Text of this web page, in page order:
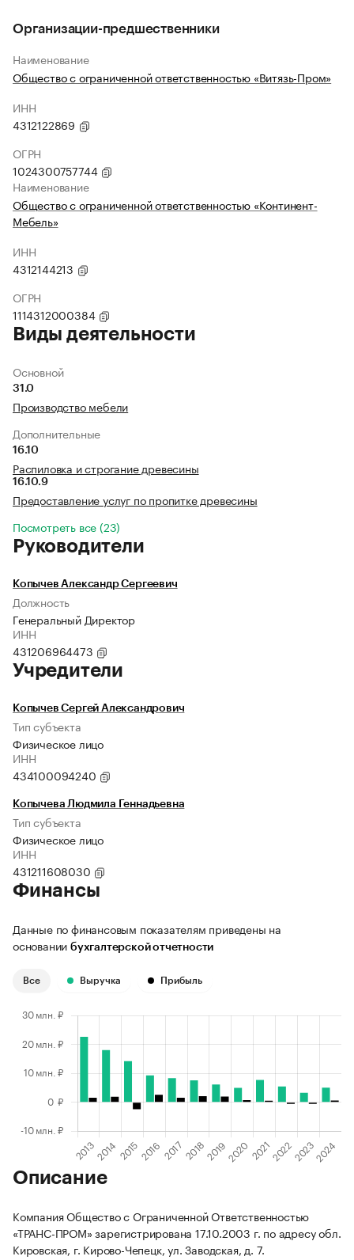
Организации-предшественники
Наименование
Общество с ограниченной ответственностью «Витязь-Пром»
ИНН
4312122869
ОГРН
1024300757744
Наименование
Общество с ограниченной ответственностью «Континент-
Мебель»
ИНН
4312144213
ОГРН
1114312000384
Виды деятельности
Основной
31.0
Производство мебели
Дополнительные
16.10
Распиловка и строгание древесины
16.10.9
Предоставление услуг по пропитке древесины
Посмотреть все (23)
Руководители
Копычев Александр Сергеевич
Должность
Генеральный Директор
ИНН
431206964473
Учредители
Копычев Сергей Александрович
Тип субъекта
Физическое лицо
ИНН
434100094240
Копычева Людмила Геннадьевна
Тип субъекта
Физическое лицо
ИНН
431211608030
Финансы
Данные по финансовым показателям приведены на
основании бухгалтерской отчетности
Все Выручка Прибыль
Описание
Компания Общество с Ограниченной Ответственностью
«ТРАНС-ПРОМ» зарегистрирована 17.10.2003 г. по адресу обл.
Кировская, г. Кирово-Чепецк, ул. Заводская, д. 7.